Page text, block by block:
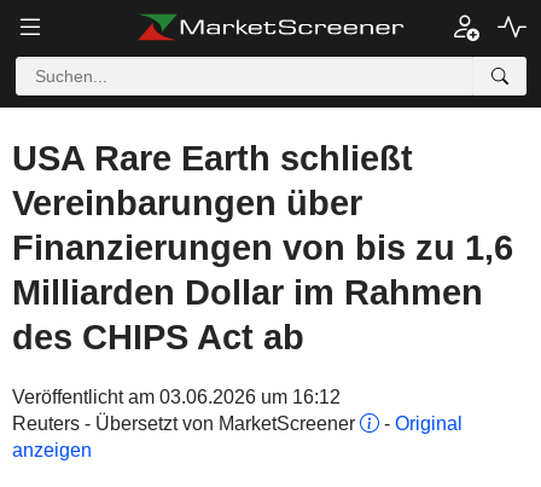
USA Rare Earth schließt
Vereinbarungen über
Finanzierungen von bis zu 1,6
Milliarden Dollar im Rahmen
des CHIPS Act ab
Veröffentlicht am 03.06.2026 um 16:12
Reuters - Übersetzt von MarketScreener
- Original
anzeigen